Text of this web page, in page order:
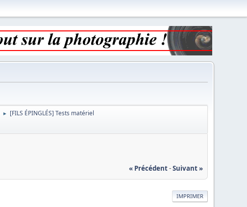
► [FILS ÉPINGLÉS] Tests matériel
« Précédent-Suivant »
IMPRIMER